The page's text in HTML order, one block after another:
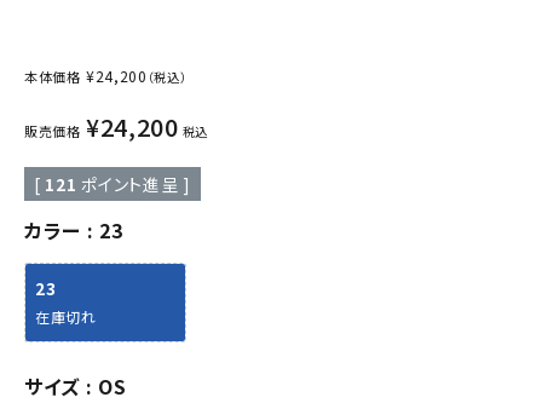
本体価格 ¥24,200 （税込）
販売価格 ¥24,200 税込
[ 121 ポイント進呈 ]
カラー 23
23
在庫切れ
サイズ OS